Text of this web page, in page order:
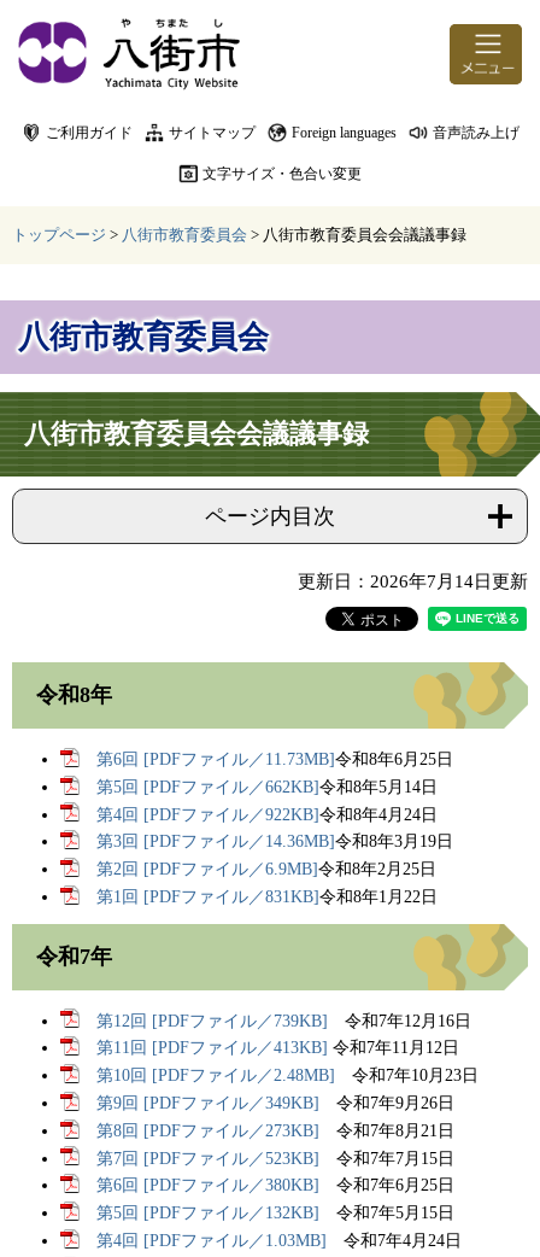
ご利用ガイド サイトマップ Foreign languages 音声読み上げ
文字サイズ・色合い変更
トップページ > 八街市教育委員会 > 八街市教育委員会会議議事録
八街市教育委員会
本文
八街市教育委員会会議議事録
ページ内目次
更新日：2026年7月14日更新
令和8年
第6回 [PDFファイル／11.73MB]令和8年6月25日
第5回 [PDFファイル／662KB]令和8年5月14日
第4回 [PDFファイル／922KB]令和8年4月24日
第3回 [PDFファイル／14.36MB]令和8年3月19日
第2回 [PDFファイル／6.9MB]令和8年2月25日
第1回 [PDFファイル／831KB]令和8年1月22日​
令和7年
第12回 [PDFファイル／739KB] 令和7年12月16日
第11回 [PDFファイル／413KB] 令和7年11月12日​
第10回 [PDFファイル／2.48MB]
令和7年10月23日
第9回 [PDFファイル／349KB]
令和7年9月26日
第8回 [PDFファイル／273KB]
令和7年8月21日
第7回 [PDFファイル／523KB] 令和7年7月15日​
第6回 [PDFファイル／380KB]
令和7年6月25日
第5回 [PDFファイル／132KB]
令和7年5月15日
第4回 [PDFファイル／1.03MB]
令和7年4月24日